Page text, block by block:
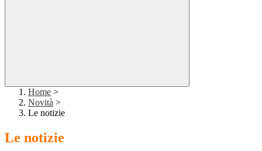
Home >
Novità >
Le notizie
Le notizie